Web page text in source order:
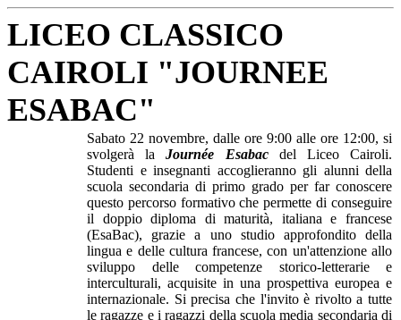
LICEO CLASSICO
CAIROLI "JOURNEE
ESABAC"
Sabato 22 novembre, dalle ore 9:00 alle ore 12:00, si
svolgerà laJournée Esabac
del Liceo Cairoli.
Studenti e insegnanti accoglieranno gli alunni della
scuola secondaria di primo grado per far conoscere
questo percorso formativo che permette di conseguire
il doppio diploma di maturità, italiana e francese
(EsaBac), grazie a uno studio approfondito della
lingua e delle cultura francese, con un'attenzione allo
sviluppo delle competenze storico-letterarie e
interculturali, acquisite in una prospettiva europea e
internazionale. Si precisa che l'invito è rivolto a tutte
le ragazze e i ragazzi della scuola media secondaria di